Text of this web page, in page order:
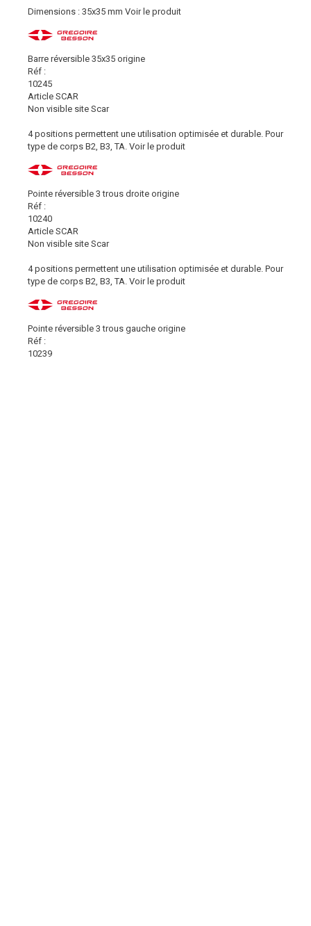
Dimensions : 35x35 mm Voir le produit
Barre réversible 35x35 origine
Réf :
10245
Article SCAR
Non visible site Scar
4 positions permettent une utilisation optimisée et durable. Pour
type de corps B2, B3, TA. Voir le produit
Pointe réversible 3 trous droite origine
Réf :
10240
Article SCAR
Non visible site Scar
4 positions permettent une utilisation optimisée et durable. Pour
type de corps B2, B3, TA. Voir le produit
Pointe réversible 3 trous gauche origine
Réf :
10239